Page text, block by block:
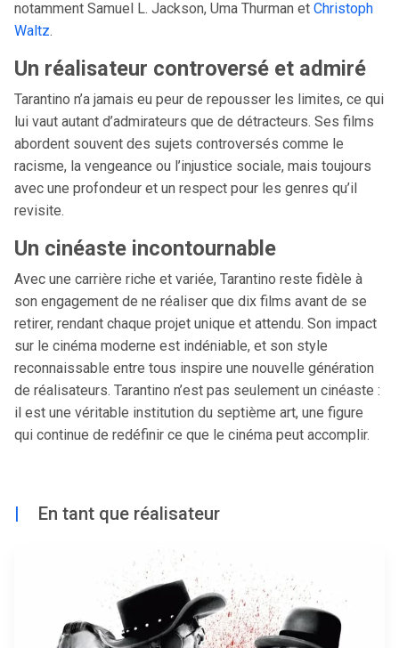
notamment Samuel L. Jackson, Uma Thurman et Christoph
Waltz.
Un réalisateur controversé et admiré
Tarantino n’a jamais eu peur de repousser les limites, ce qui
lui vaut autant d’admirateurs que de détracteurs. Ses films
abordent souvent des sujets controversés comme le
racisme, la vengeance ou l’injustice sociale, mais toujours
avec une profondeur et un respect pour les genres qu’il
revisite.
Un cinéaste incontournable
Avec une carrière riche et variée, Tarantino reste fidèle à
son engagement de ne réaliser que dix films avant de se
retirer, rendant chaque projet unique et attendu. Son impact
sur le cinéma moderne est indéniable, et son style
reconnaissable entre tous inspire une nouvelle génération
de réalisateurs. Tarantino n’est pas seulement un cinéaste :
il est une véritable institution du septième art, une figure
qui continue de redéfinir ce que le cinéma peut accomplir.
| En tant que réalisateur